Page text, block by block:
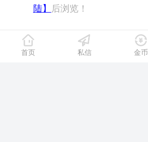
陆】
后浏览！
abc0715
首页 私信 金币